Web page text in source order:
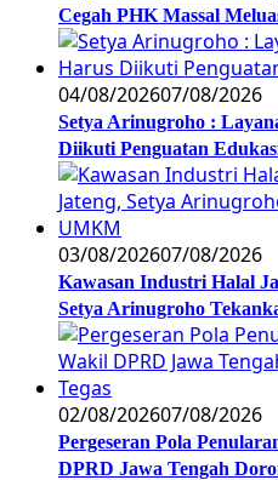
Cegah PHK Massal
04/08/202607/08/2026
Setya Arinugroho :
Diikuti Penguatan
03/08/202607/08/2026
Kawasan Industri Halal
Setya Arinugroho
02/08/202607/08/2026
Pergeseran Pola
DPRD Jawa Tengah